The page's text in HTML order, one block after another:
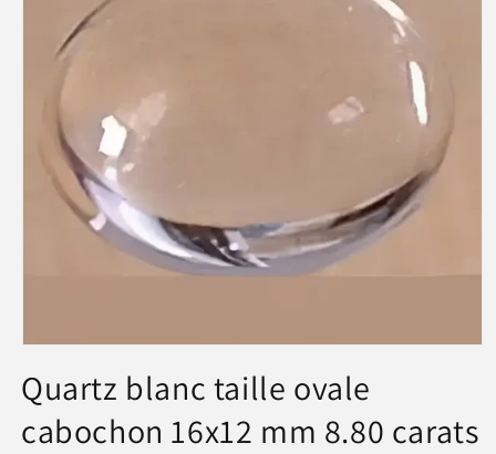
média
1
une
Quartz blanc taille ovale
cabochon 16x12 mm 8.80 carats